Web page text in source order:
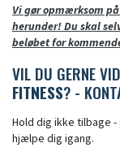
Vi gør opmærksom
herunder! Du skal
beløbet for
VIL DU GERNE
FITNESS? -
Hold dig ikke tilbage
hjælpe dig igang.